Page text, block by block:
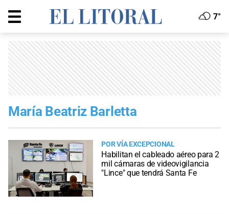
7°
María Beatriz Barletta
POR VÍA EXCEPCIONAL
Habilitan el cableado aéreo para 2
mil cámaras de videovigilancia
"Lince" que tendrá Santa Fe